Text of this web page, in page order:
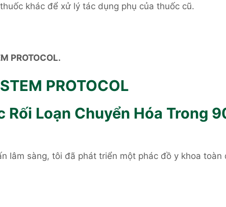
khác để xử lý tác dụng phụ của thuốc cũ.
PROTOCOL.
PROTOCOL
Loạn Chuyển Hóa Trong
lâm sàng, tôi đã phát triển một phác đồ y khoa toàn